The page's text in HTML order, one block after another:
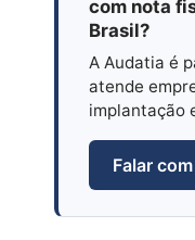
com nota
Brasil?
A Audatia é
atende
implantação
Falar